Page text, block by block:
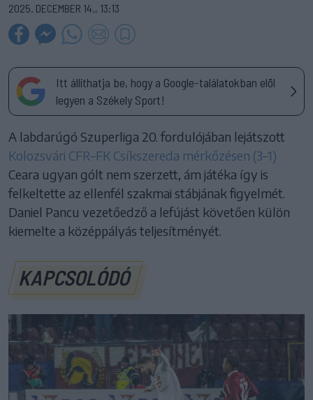
2025. DECEMBER 14., 13:13
Itt állíthatja be, hogy a Google-találatokban elöl
legyen a Székely Sport!
A labdarúgó Szuperliga 20. fordulójában lejátszott
Kolozsvári CFR–FK Csíkszereda mérkőzésen (3–1)
Ceara ugyan gólt nem szerzett, ám játéka így is
felkeltette az ellenfél szakmai stábjának figyelmét.
Daniel Pancu vezetőedző a lefújást követően külön
kiemelte a középpályás teljesítményét.
KAPCSOLÓDÓ